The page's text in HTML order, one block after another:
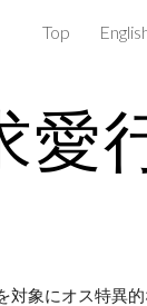
Top
愛
対象にオス特異